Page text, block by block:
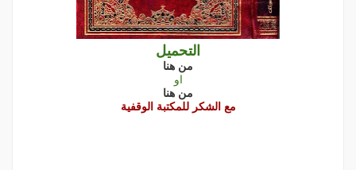
التحميل
من هنا
او
من هنا
مع الشكر للمكتبة الوقفية